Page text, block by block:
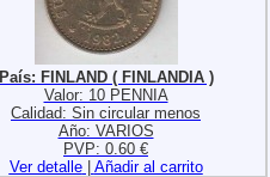
País: FINLAND ( FINLANDIA )
Valor: 10 PENNIA
Calidad: Sin circular menos
Año: VARIOS
PVP: 0.60 €
Ver detalle| Añadir al carrito